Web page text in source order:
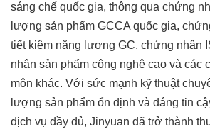
sáng chế quốc gia, thông qua chứng
lượng sản phẩm GCCA quốc gia,
tiết kiệm năng lượng GC, chứng nhận
nhận sản phẩm công nghệ cao và các
môn khác. Với sức mạnh kỹ thuật
lượng sản phẩm ổn định và đáng tin
dịch vụ đầy đủ, Jinyuan đã trở thành